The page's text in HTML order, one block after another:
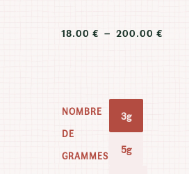
18.00 € – 200.00 €PLAGE
NOMBRE
DE
GRAMMES
3g
5g